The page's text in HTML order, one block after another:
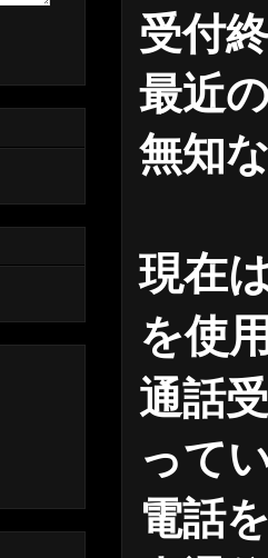
受付
最近
無知
現在
を使
通話
って
電話